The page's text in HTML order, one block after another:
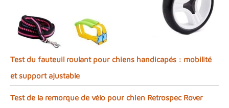
Test du fauteuil roulant pour chiens handicapés : mobilité
et support ajustable
Test de la remorque de vélo pour chien Retrospec Rover